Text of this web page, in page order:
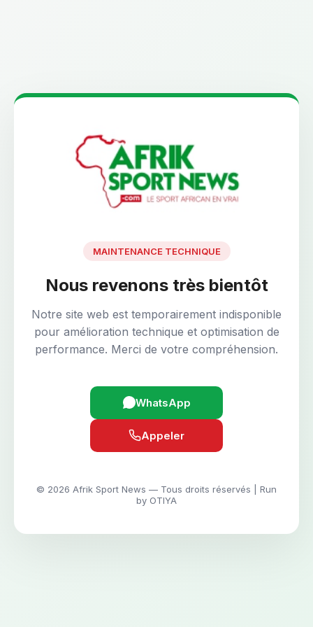
MAINTENANCE TECHNIQUE
Nous revenons très bientôt
Notre site web est temporairement indisponible
pour amélioration technique et optimisation de
performance. Merci de votre compréhension.
WhatsApp
Appeler
© 2026 Afrik Sport News — Tous droits réservés | Run
by OTIYA